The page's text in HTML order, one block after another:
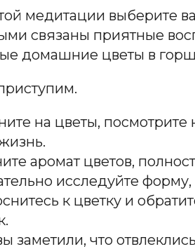
медитации выберите
связаны приятные
домашние цветы в
на цветы,
аромат цветов,
исследуйте форму,
к цветку и
заметили, что